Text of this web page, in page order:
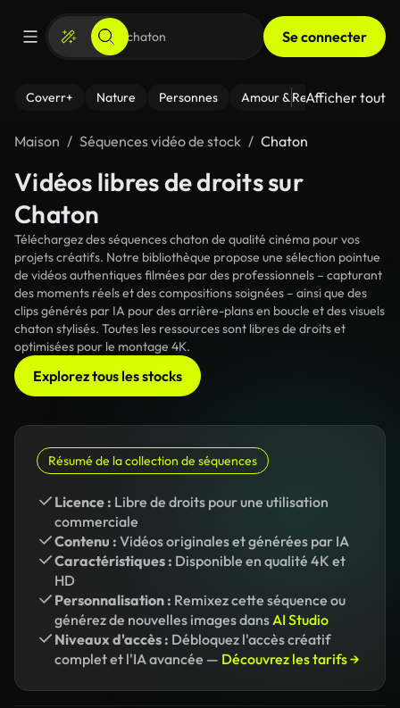
Se connecter
Coverr+ Nature Personnes Amour & Relations Le
Afficher tout
Maison Séquences vidéo de stock Chaton
Vidéos libres de droits sur
Chaton
Téléchargez des séquences chaton de qualité cinéma pour vos
projets créatifs. Notre bibliothèque propose une sélection pointue
de vidéos authentiques filmées par des professionnels – capturant
des moments réels et des compositions soignées – ainsi que des
clips générés par IA pour des arrière-plans en boucle et des visuels
chaton stylisés. Toutes les ressources sont libres de droits et
optimisées pour le montage 4K.
Explorez tous les stocks
Résumé de la collection de séquences
Licence : Libre de droits pour une utilisation
commerciale
Contenu : Vidéos originales et générées par IA
Caractéristiques : Disponible en qualité 4K et
HD
Personnalisation : Remixez cette séquence ou
générez de nouvelles images dansAI Studio
Niveaux d'accès : Débloquez l'accès créatif
complet et l'IA avancée — Découvrez les tarifs →